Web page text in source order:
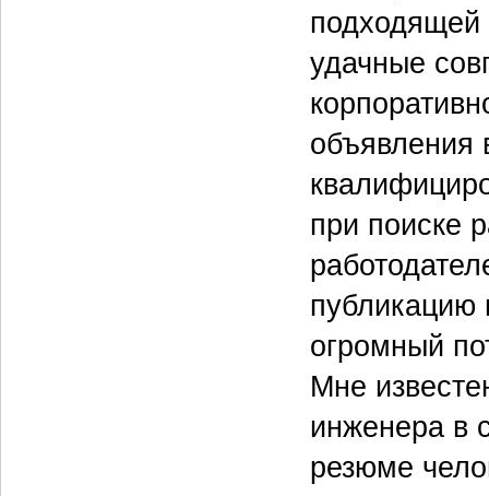
подходящей
удачные
при поиске
публикацию
огромный
Мне
инженера в
резюме